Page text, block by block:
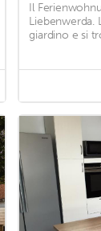
Il
Liebenwerda.
giardino e si